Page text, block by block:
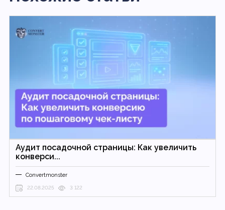
Аудит посадочной страницы: Как увеличить
конверси...
Convertmonster
22.08.2025 3 122